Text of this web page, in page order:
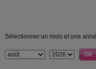
Sélectionner un mois et une